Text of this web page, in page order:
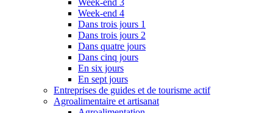
Week-end 3
Week-end 4
Dans trois jours 1
Dans trois jours 2
Dans quatre jours
Dans cinq jours
En six jours
En sept jours
Entreprises de guides et de tourisme actif
Agroalimentaire et artisanat